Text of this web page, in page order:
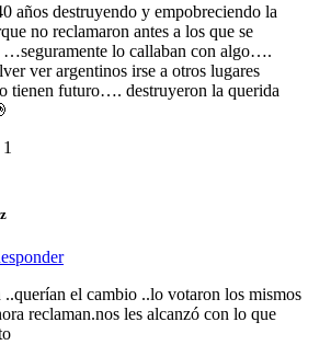
años destruyendo y empobreciendo la
no reclamaron antes a los que se
…seguramente lo callaban con algo….
ver argentinos irse a otros lugares
tienen futuro…. destruyeron la querida
1
..querían el cambio ..lo votaron los mismos
reclaman.nos les alcanzó con lo que